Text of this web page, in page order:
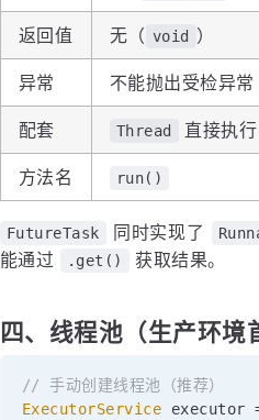
返回值 无（ void ）
异常 不能抛出受检异常
配套 Thread 直接执行
方法名 run()
FutureTask 同时实现了
能通过
.get() 获取结果。
四、线程池（生产环境
// 手动创建线程池（推荐）
ExecutorService executor